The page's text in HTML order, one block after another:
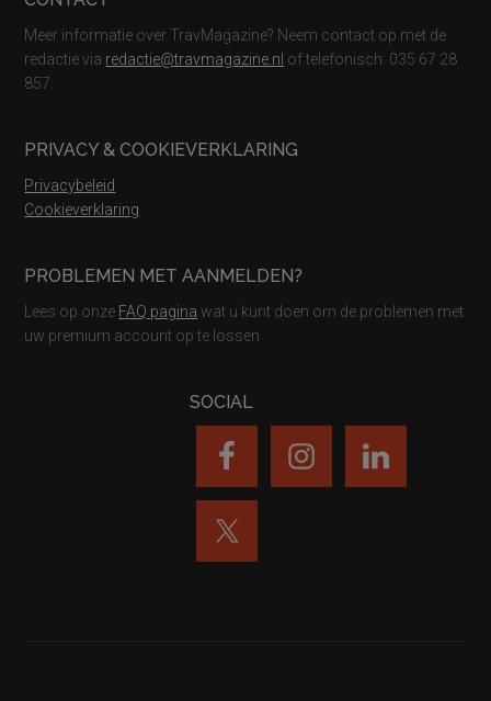
Meer informatie over TravMagazine? Neem contact op met de
redactie via redactie@travmagazine.nl of telefonisch: 035 67 28
857.
PRIVACY & COOKIEVERKLARING
Privacybeleid
Cookieverklaring
PROBLEMEN MET AANMELDEN?
Lees op onze FAQ pagina wat u kunt doen om de problemen met
uw premium account op te lossen
SOCIAL